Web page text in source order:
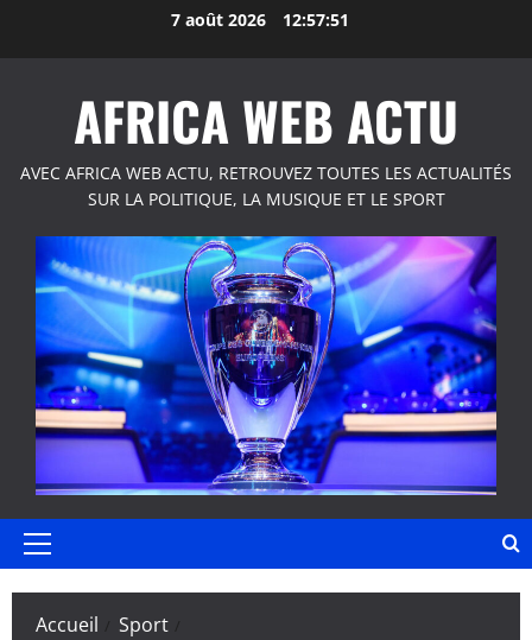
7 août 2026 12:57:51
AFRICA WEB ACTU
AVEC AFRICA WEB ACTU, RETROUVEZ TOUTES LES ACTUALITÉS
SUR LA POLITIQUE, LA MUSIQUE ET LE SPORT
Menu
Accueil
Sport